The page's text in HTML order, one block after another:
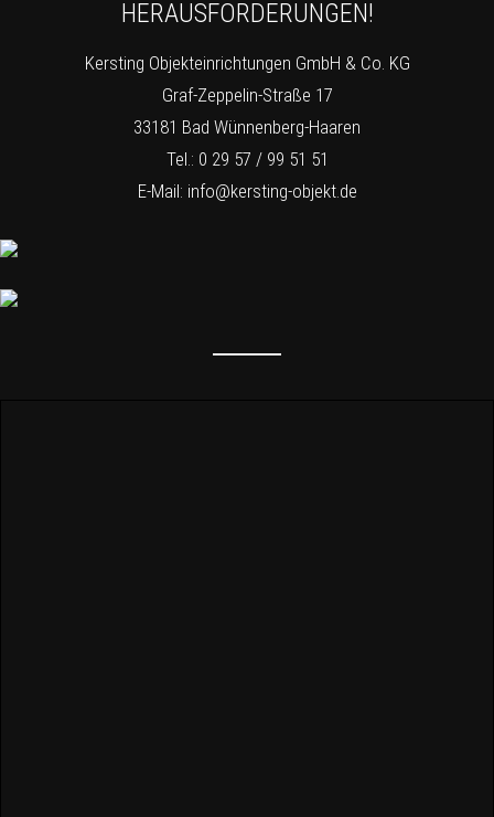
HERAUSFORDERUNGEN!
Kersting Objekteinrichtungen GmbH & Co. KG
Graf-Zeppelin-Straße 17
33181 Bad Wünnenberg-Haaren
Tel.: 0 29 57 / 99 51 51
E-Mail: info@kersting-objekt.de